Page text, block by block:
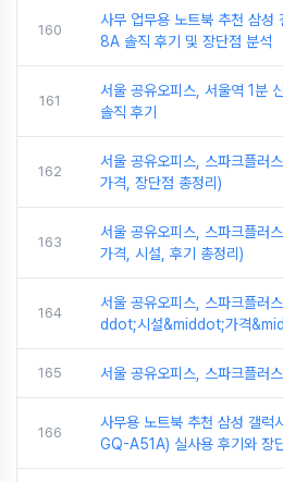
160
사무 업무용 노트북 추천 삼
8A 솔직 후기 및 장단점 분석
161
서울 공유오피스, 서울역 1분
솔직 후기
162
서울 공유오피스, 스파크플러
가격, 장단점 총정리)
163
서울 공유오피스, 스파크플러
가격, 시설, 후기 총정리)
164
서울 공유오피스, 스파크플러
ddot;시설&middot;가격
165 서울 공유오피스, 스파크플러
166
사무용 노트북 추천 삼성 갤
GQ-A51A) 실사용 후기와 장